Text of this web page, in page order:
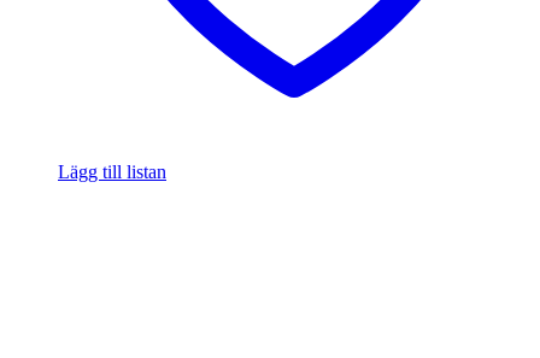
Lägg till listan